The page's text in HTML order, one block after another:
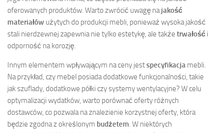
oferowanych produktów. Warto zwrócić uwagę najakość
materiałów użytych do produkcji mebli, ponieważ wysoka jakość
stali nierdzewnej zapewnia nie tylko estetykę, ale także trwałość i
odporność na korozję.
Innym elementem wpływającym na ceny jestspecyfikacja mebli.
Na przykład, czy mebel posiada dodatkowe funkcjonalności, takie
jak szuflady, dodatkowe półki czy systemy wentylacyjne? W celu
optymalizacji wydatków, warto porównać oferty różnych
dostawców, co pozwala na znalezienie korzystnej oferty, która
będzie zgodna z określonym budżetem. W niektórych